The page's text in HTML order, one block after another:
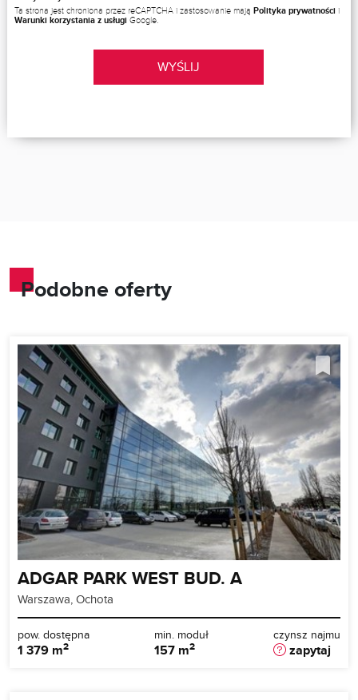
Ta strona jest chroniona przez reCAPTCHA i zastosowanie mają Polityka prywatności i
Warunki korzystania z usługi Google.
WYŚLIJ
Podobne oferty
ADGAR PARK WEST BUD. A
Warszawa, Ochota
pow. dostępna
1 379 m2
min. moduł
157 m2
czynsz najmu
zapytaj